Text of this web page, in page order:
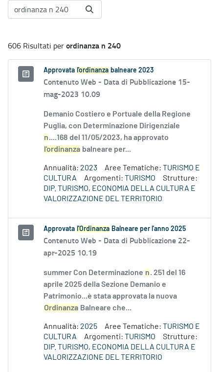
606 Risultati perordinanza n 240
Approvata l'ordinanza balneare 2023
Contenuto Web - Data di Pubblicazione 15-
mag-2023 10.09
Demanio Costiero e Portuale della Regione
Puglia, con Determinazione Dirigenziale
n....168 del 11/05/2023, ha approvato
l'ordinanza balneare per...
Annualità: 2023 Aree Tematiche: TURISMO E
CULTURA
Argomenti: TURISMO
Strutture:
DIP. TURISMO, ECONOMIA DELLA CULTURA E
VALORIZZAZIONE DEL TERRITORIO
Approvata l'Ordinanza Balneare per l'anno 2025
Contenuto Web - Data di Pubblicazione 22-
apr-2025 10.19
summer Con Determinazione n. 251 del 16
aprile 2025 della Sezione Demanio e
Patrimonio...è stata approvata la nuova
Ordinanza Balneare che...
Annualità: 2025 Aree Tematiche: TURISMO E
CULTURA
Argomenti: TURISMO
Strutture:
DIP. TURISMO, ECONOMIA DELLA CULTURA E
VALORIZZAZIONE DEL TERRITORIO